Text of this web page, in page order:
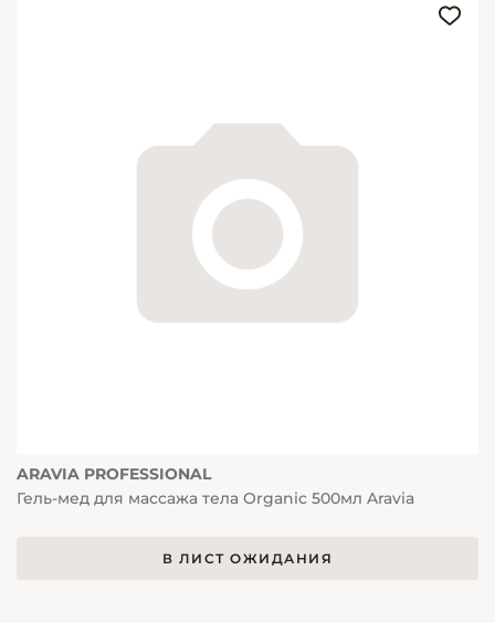
ARAVIA PROFESSIONAL
Гель-мед для массажа тела Organic 500мл Aravia
В ЛИСТ ОЖИДАНИЯ